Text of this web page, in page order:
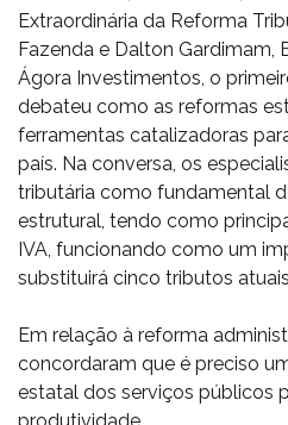
Extraordinária da Reforma
Fazenda e Dalton Gardimam,
Ágora Investimentos, o
debateu como as reformas
ferramentas catalizadoras
país. Na conversa, os
tributária como fundamental
estrutural, tendo como
IVA, funcionando como um
substituirá cinco tributos
Em relação à reforma
concordaram que é preciso
estatal dos serviços públicos